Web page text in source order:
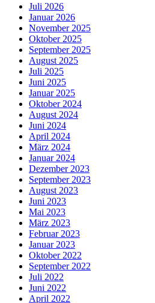
Juli 2026
Januar 2026
November 2025
Oktober 2025
September 2025
August 2025
Juli 2025
Juni 2025
Januar 2025
Oktober 2024
August 2024
Juni 2024
April 2024
März 2024
Januar 2024
Dezember 2023
September 2023
August 2023
Juni 2023
Mai 2023
März 2023
Februar 2023
Januar 2023
Oktober 2022
September 2022
Juli 2022
Juni 2022
April 2022